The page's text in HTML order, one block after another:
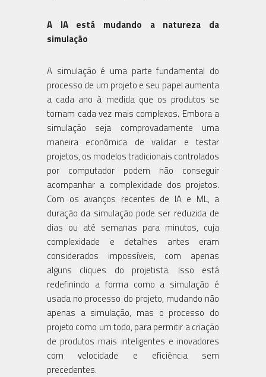
A IA está mudando a natureza da
simulação
A simulação é uma parte fundamental do
processo de um projeto e seu papel aumenta
a cada ano à medida que os produtos se
tornam cada vez mais complexos. Embora a
simulação seja comprovadamente uma
maneira econômica de validar e testar
projetos, os modelos tradicionais controlados
por computador podem não conseguir
acompanhar a complexidade dos projetos.
Com os avanços recentes de IA e ML, a
duração da simulação pode ser reduzida de
dias ou até semanas para minutos, cuja
complexidade e detalhes antes eram
considerados impossíveis, com apenas
alguns cliques do projetista. Isso está
redefinindo a forma como a simulação é
usada no processo do projeto, mudando não
apenas a simulação, mas o processo do
projeto como um todo, para permitir a criação
de produtos mais inteligentes e inovadores
com velocidade e eficiência sem
precedentes.